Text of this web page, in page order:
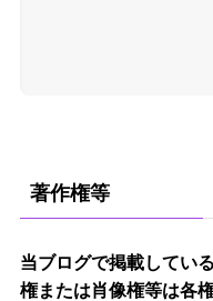
著作権等
当ブログで掲載してい
権または肖像権等は各